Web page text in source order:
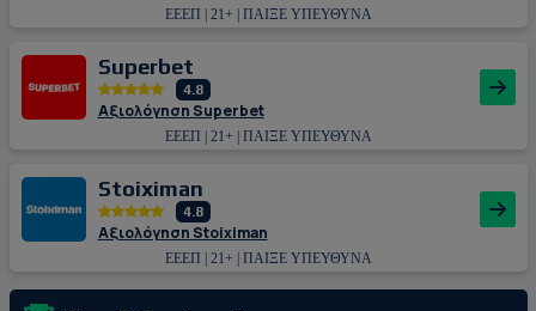
ΕΕΕΠ | 21+ | ΠΑΙΞΕ ΥΠΕΥΘΥΝΑ
Superbet
4.8
Αξιολόγηση Superbet
ΕΕΕΠ | 21+ | ΠΑΙΞΕ ΥΠΕΥΘΥΝΑ
Stoiximan
4.8
Αξιολόγηση Stoiximan
ΕΕΕΠ | 21+ | ΠΑΙΞΕ ΥΠΕΥΘΥΝΑ